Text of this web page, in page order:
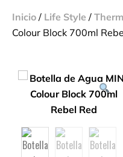
Inicio / Life Style /
Colour Block 700ml